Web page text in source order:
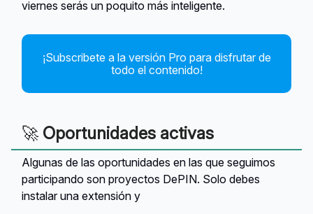
viernes serás un poquito más inteligente.
¡Subscribete a la versión Pro para disfrutar de
todo el contenido!
🚀 Oportunidades activas
Algunas de las oportunidades en las que seguimos
participando son proyectos DePIN. Solo debes
instalar una extensión y